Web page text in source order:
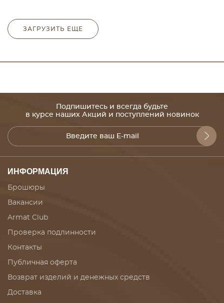
ЗАГРУЗИТЬ ЕЩЕ
Подпишитесь и всегда будьте
в курсе наших Акций и поступлений новинок
ИНФОРМАЦИЯ
Брошюры
Вакансии
Armat Club
Проверка подлинности
Контакты
Публичная оферта
Возврат изделий и денежных средств
Доставка